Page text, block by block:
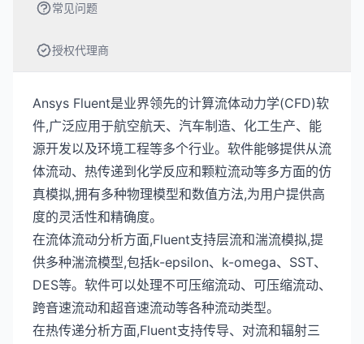
常见问题
授权代理商
Ansys Fluent是业界领先的计算流体动力学(CFD)软
件,广泛应用于航空航天、汽车制造、化工生产、能
源开发以及环境工程等多个行业。软件能够提供从流
体流动、热传递到化学反应和颗粒流动等多方面的仿
真模拟,拥有多种物理模型和数值方法,为用户提供高
度的灵活性和精确度。
在流体流动分析方面,Fluent支持层流和湍流模拟,提
供多种湍流模型,包括k-epsilon、k-omega、SST、
DES等。软件可以处理不可压缩流动、可压缩流动、
跨音速流动和超音速流动等各种流动类型。
在热传递分析方面,Fluent支持传导、对流和辐射三